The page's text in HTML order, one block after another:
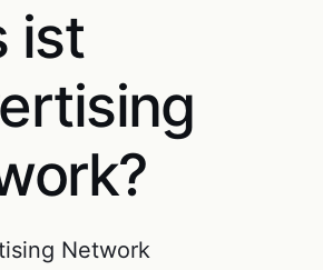
ist
Network